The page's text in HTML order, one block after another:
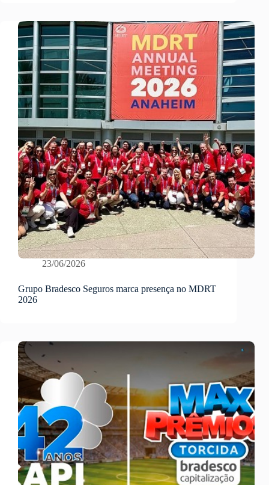
23/06/2026
Grupo Bradesco Seguros marca presença no MDRT
2026